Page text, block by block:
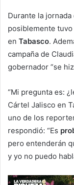
Durante la
posiblemente
en Tabasco.
campaña de
gobernador “se
“Mi pregunta es:
Cártel Jalisco en
uno de los
respondió: “Es
pero entenderán
y yo no puedo